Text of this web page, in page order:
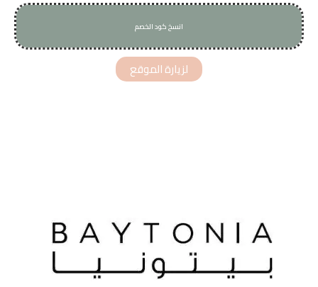
انسخ كود الخصم
P59
لزيارة الموقع